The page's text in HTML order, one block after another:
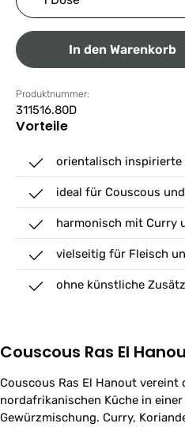
In den Warenkorb
Produktnummer:
311516.80D
Vorteile
orientalisch inspirierte
ideal für Couscous
harmonisch mit Curry
vielseitig für Fleisch
ohne künstliche
Couscous Ras El
Couscous Ras El Hanout vereint
nordafrikanischen Küche in
Gewürzmischung. Curry,